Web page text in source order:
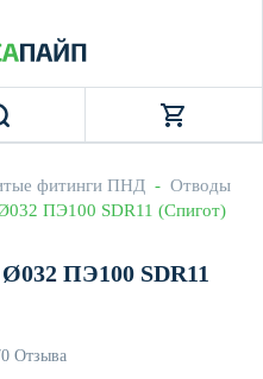
фитинги ПНД - Отводы
ПЭ100 SDR11 (Спигот)
ПЭ100 SDR11
0 Отзыва